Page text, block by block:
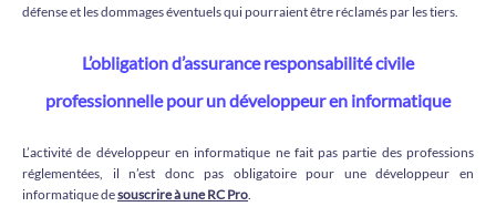
défense et les dommages éventuels qui pourraient être réclamés par les tiers.
L’obligation d’assurance responsabilité civile
professionnelle pour un développeur en informatique
L’activité de développeur en informatique ne fait pas partie des professions
réglementées, il n’est donc pas obligatoire pour une développeur en
informatique desouscrire à une RC Pro